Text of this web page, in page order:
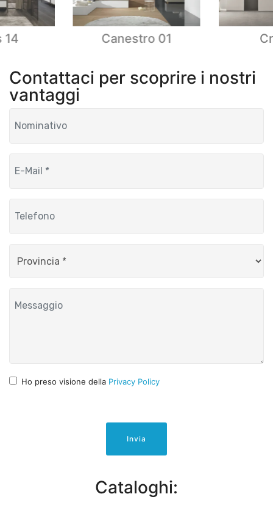
14 Canestro 01
Contattaci per scoprire i nostri
vantaggi
Ho preso visione della Privacy Policy
Invia
Cataloghi: